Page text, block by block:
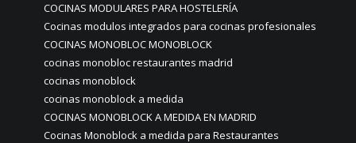
COCINAS MODULARES PARA HOSTELERÍA
Cocinas modulos integrados para cocinas profesionales
COCINAS MONOBLOC MONOBLOCK
cocinas monobloc restaurantes madrid
cocinas monoblock
cocinas monoblock a medida
COCINAS MONOBLOCK A MEDIDA EN MADRID
Cocinas Monoblock a medida para Restaurantes